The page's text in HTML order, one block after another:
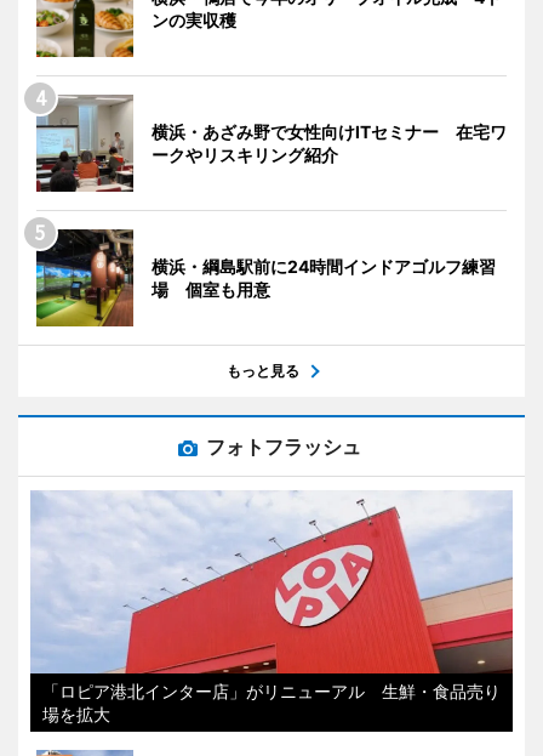
ンの実収穫
横浜・あざみ野で女性向けITセミナー 在宅ワ
ークやリスキリング紹介
横浜・綱島駅前に24時間インドアゴルフ練習
場 個室も用意
もっと見る
フォトフラッシュ
「ロピア港北インター店」がリニューアル 生鮮・食品売り
場を拡大